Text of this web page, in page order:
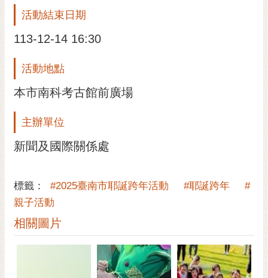
光
桐
花
祭
網
站
覽
訂
閱
RSS
活動結束日期
113-12-14 16:30
活動地點
本市南科考古館前廣場
主辦單位
新聞及國際關係處
標籤： #2025臺南市耶誕跨年活動 #耶誕跨年
#
親子活動
相關圖片